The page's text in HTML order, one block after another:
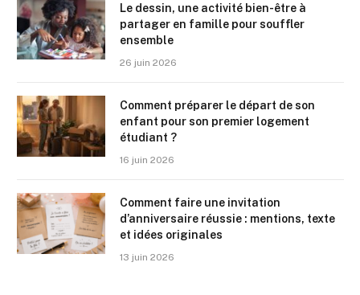
Le dessin, une activité bien-être à
partager en famille pour souffler
ensemble
26 juin 2026
Comment préparer le départ de son
enfant pour son premier logement
étudiant ?
16 juin 2026
Comment faire une invitation
d’anniversaire réussie : mentions, texte
et idées originales
13 juin 2026